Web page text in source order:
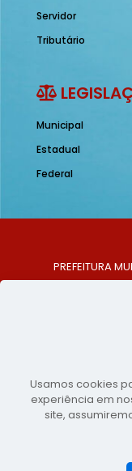
Servidor
Tributário
Municipal
Estadual
Federal
PREFEITURA
Centro, São
E-MAIL:
Copyright 2021-
Usamos cookies
experiência em
site,